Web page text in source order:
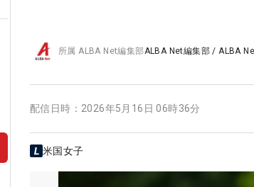
所属ALBA Net編集部ALBA Net編集部 /ALBA
配信日時： 2026年5月16日 06時36分
米国女子